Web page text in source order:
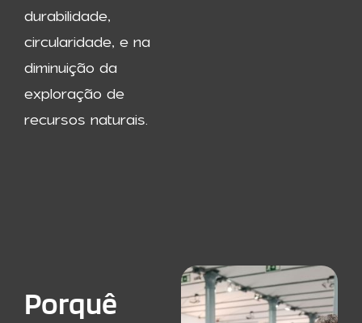
durabilidade,
circularidade, e na
diminuição da
exploração de
recursos naturais.
Porquê